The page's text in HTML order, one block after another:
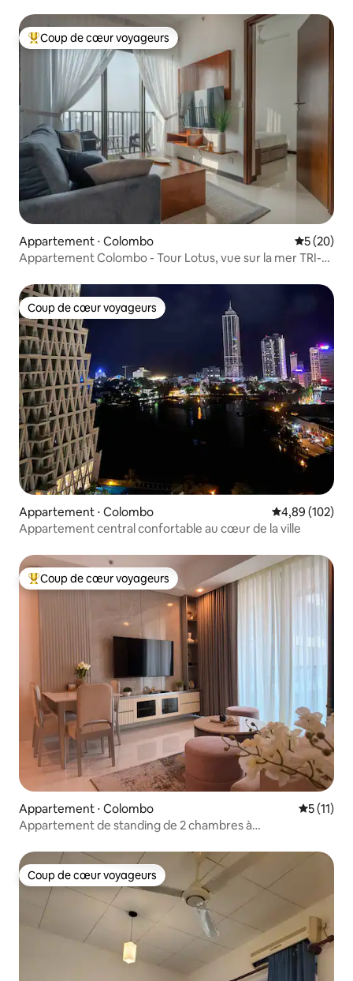
Coups de cœur voyageurs les plus appréciés
Coup de cœur voyageurs
Appartement ⋅ Colombo
5 (20)
Appartement Colombo - Tour Lotus, vue sur la mer TRI-
Coup de cœur voyageurs
Coup de cœur voyageurs
Appartement ⋅ Colombo Évaluation
4,89 (102)
Appartement central confortable au cœur de la ville
Coups de cœur voyageurs les plus appréciés
Coup de cœur voyageurs
Appartement ⋅ Colombo
5 (11)
Appartement de standing de 2 chambres à
Coup de cœur voyageurs
Coup de cœur voyageurs